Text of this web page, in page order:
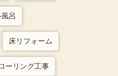
呂
床リフォーム
ーリング工事